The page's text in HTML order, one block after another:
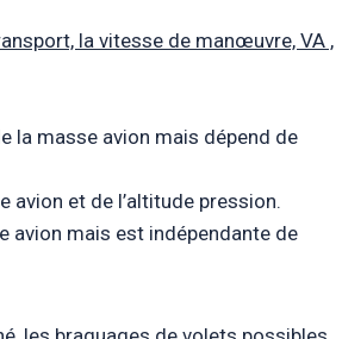
la vitesse de manœuvre, VA ,
la masse avion mais dépend de
avion et de l’altitude pression.
avion mais est indépendante de